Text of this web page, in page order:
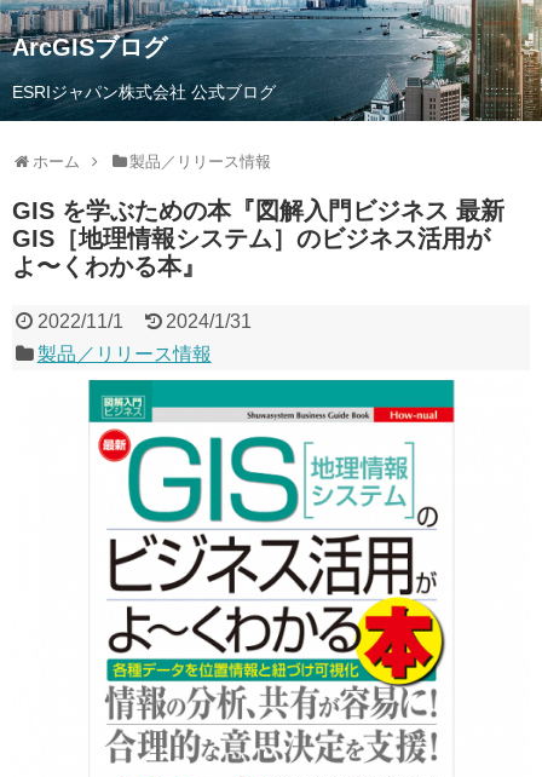
ArcGISブログ
ESRIジャパン株式会社 公式ブログ
ホーム 製品／リリース情報
GIS を学ぶための本『図解⼊⾨ビジネス 最新
GIS［地理情報システム］のビジネス活⽤が
よ〜くわかる本』
2022/11/1
2024/1/31
製品／リリース情報